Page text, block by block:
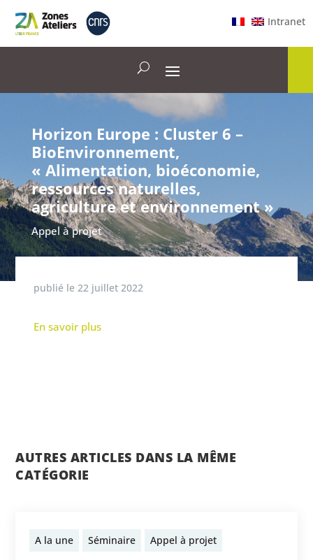
Intranet
Horizon Europe : Cluster 6 –
BioEnvironnement,
« Alimentation, bioéconomie,
ressources naturelles,
agriculture et environnement »
Appel à projet
publié le 22 juillet 2022
En savoir plus
AUTRES ARTICLES DANS LA MÊME
CATÉGORIE
A la une Séminaire Appel à projet